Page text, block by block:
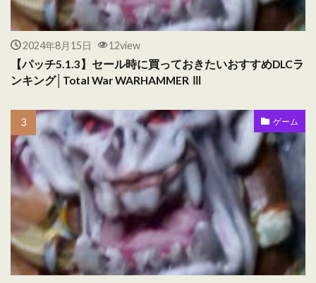
2024年8月15日 12view
【パッチ5.1.3】セール時に買っておきたいおすすめDLCラ
ンキング│Total War WARHAMMER Ⅲ
ゲーム